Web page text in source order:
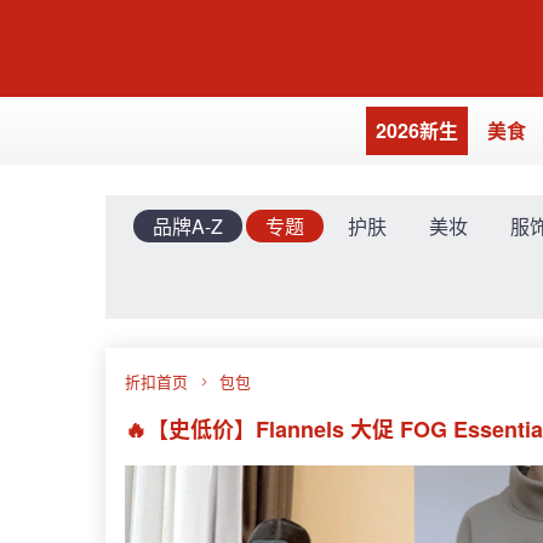
2026新生 美食
品牌A-Z 专题 护肤 美妆 服
折扣首页 包包
🔥【史低价】Flannels 大促 FOG